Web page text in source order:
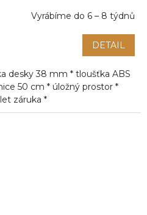
Vyrábíme do 6 – 8 týdnů
DETAIL
desky 38 mm * tloušťka ABS
50 cm * úložný prostor *
záruka *